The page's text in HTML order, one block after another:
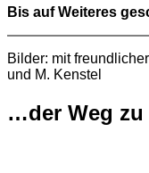
Bis auf Weiteres
Bilder: mit
und M. Kenstel
…der Weg zu